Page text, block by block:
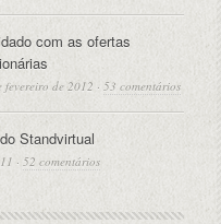
com as ofertas
fevereiro de 2012 · 53 comentários
Standvirtual
· 52 comentários